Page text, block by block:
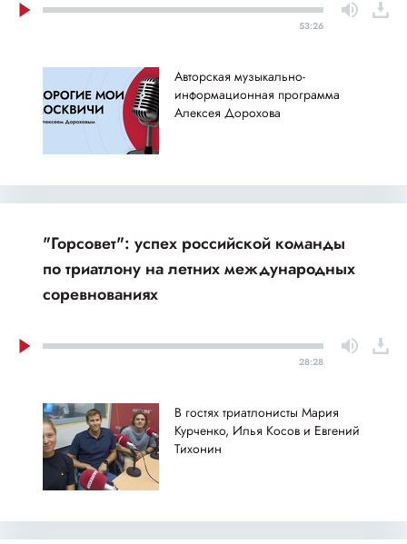
53:26
Авторская музыкально-
информационная программа
Алексея Дорохова
"Горсовет": успех российской команды
по триатлону на летних международных
соревнованиях
28:28
В гостях триатлонисты Мария
Курченко, Илья Косов и Евгений
Тихонин